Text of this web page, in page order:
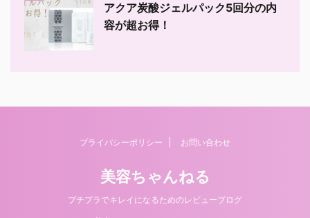
アクア炭酸ジェルパック5回分の内
容が超お得！
プライバシーポリシー お問い合わせ
美容ちゃんねる
プチプラでキレイになるためのレビューブログ